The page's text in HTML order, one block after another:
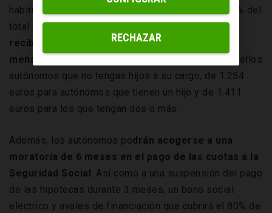
habitual en España es la base mínima (hasta un 80% del
total de trabajadores por cuenta propia),la cuantía
recibida estará en torno a los 660 euros
mensuales
. El máximo es de 1.098 euros para aquellos
autónomos que no tengas hijos a su cargo, de 1.254
euros para autónomos que tienen un hijo y de 1.411
euros para los que tengan dos o más.
Además, los autónomos podrán acogerse a una
moratoria de 6 meses en el pago de las cuotas a la
Seguridad Social. Así como a una suspensión del pago
de las hipotecas durante 3 meses, un bono social
eléctrico y avales de financiación que cubrirá el 80% de
RECHAZAR